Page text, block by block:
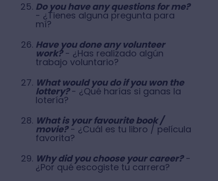
Do you have any questions for me?
- ¿Tienes alguna pregunta para
mí?
Have you done any volunteer
work?- ¿Has realizado algún
trabajo voluntario?
What would you do if you won the
lottery?- ¿Qué harías si ganas la
lotería?
What is your favourite book /
movie?- ¿Cuál es tu libro / película
favorita?
Why did you choose your career?-
¿Por qué escogiste tu carrera?